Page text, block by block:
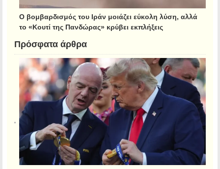
Ο βομβαρδισμός του Ιράν μοιάζει εύκολη λύση, αλλά
το «Κουτί της Πανδώρας» κρύβει εκπλήξεις
Πρόσφατα άρθρα